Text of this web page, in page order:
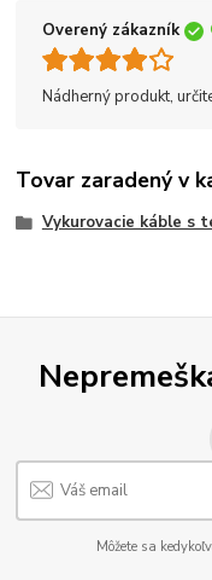
Overený zákazník
Nádherný produkt,
Tovar zaradený v
Vykurovacie káble s
Môžete sa